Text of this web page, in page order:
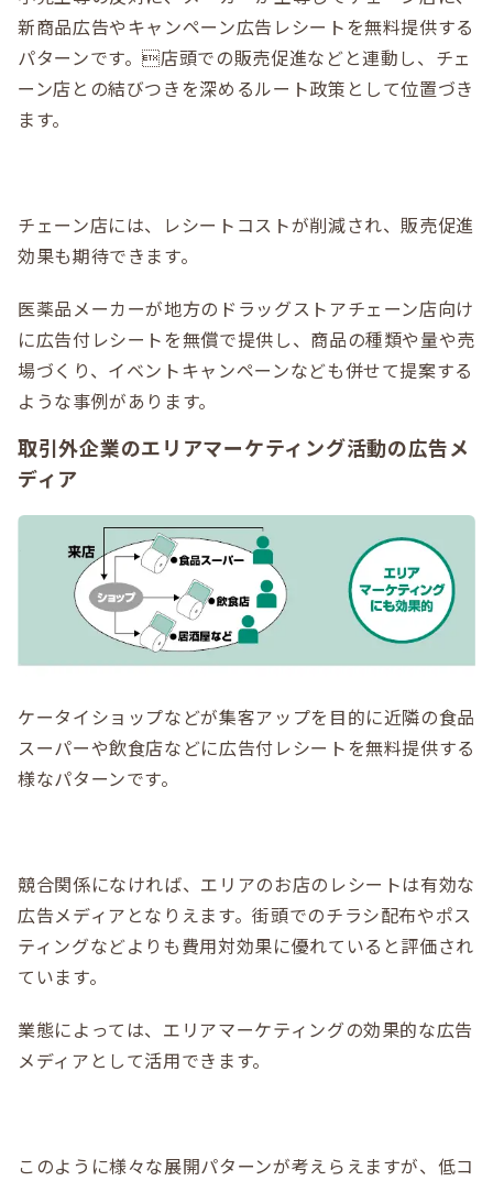
新商品広告やキャンペーン広告レシートを無料提供する
パターンです。店頭での販売促進などと連動し、チェ
ーン店との結びつきを深めるルート政策として位置づき
ます。
チェーン店には、レシートコストが削減され、販売促進
効果も期待できます。
医薬品メーカーが地方のドラッグストアチェーン店向け
に広告付レシートを無償で提供し、商品の種類や量や売
場づくり、イベントキャンペーンなども併せて提案する
ような事例があります。
取引外企業のエリアマーケティング活動の広告メ
ディア
ケータイショップなどが集客アップを目的に近隣の食品
スーパーや飲食店などに広告付レシートを無料提供する
様なパターンです。
競合関係になければ、エリアのお店のレシートは有効な
広告メディアとなりえます。街頭でのチラシ配布やポス
ティングなどよりも費用対効果に優れていると評価され
ています。
業態によっては、エリアマーケティングの効果的な広告
メディアとして活用できます。
このように様々な展開パターンが考えらえますが、低コ